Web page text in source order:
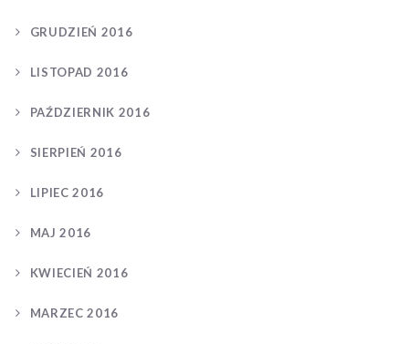
GRUDZIEŃ 2016
LISTOPAD 2016
PAŹDZIERNIK 2016
SIERPIEŃ 2016
LIPIEC 2016
MAJ 2016
KWIECIEŃ 2016
MARZEC 2016